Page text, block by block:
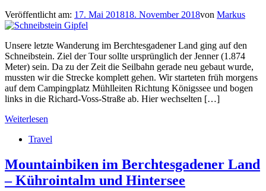
Veröffentlicht am: 17. Mai 201818. November 2018von Markus
Unsere letzte Wanderung im Berchtesgadener Land ging auf den
Schneibstein. Ziel der Tour sollte ursprünglich der Jenner (1.874
Meter) sein. Da zu der Zeit die Seilbahn gerade neu gebaut wurde,
mussten wir die Strecke komplett gehen. Wir starteten früh morgens
auf dem Campingplatz Mühlleiten Richtung Königssee und bogen
links in die Richard-Voss-Straße ab. Hier wechselten […]
Weiterlesen
Travel
Mountainbiken im Berchtesgadener Land
– Kührointalm und Hintersee